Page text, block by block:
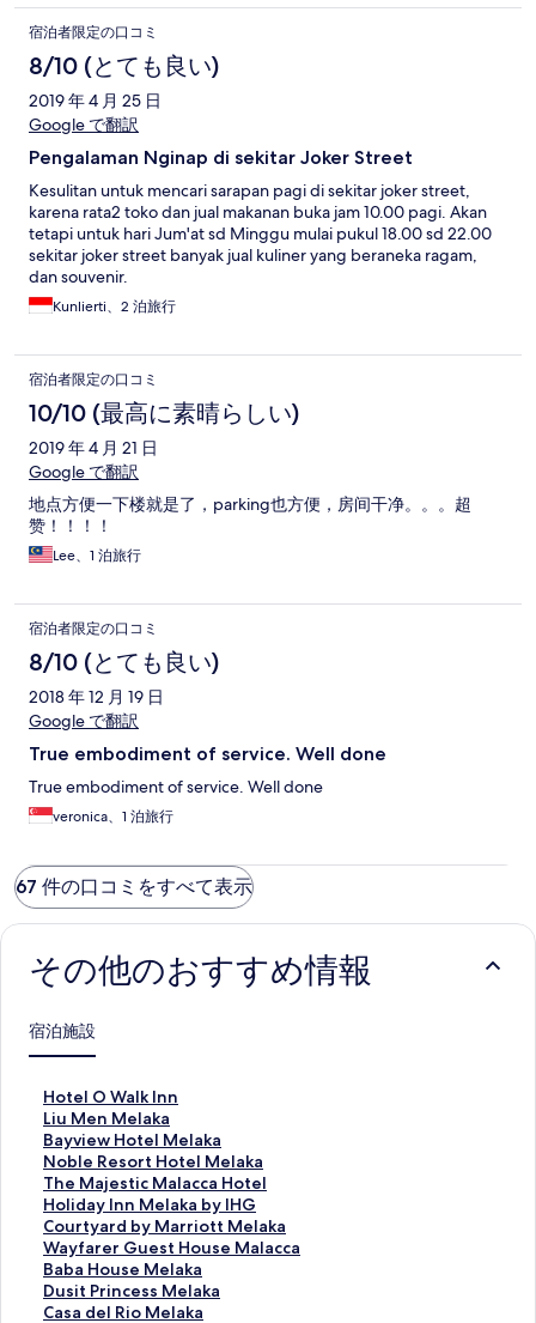
宿泊者限定の口コミ
8/10 (とても良い)
2019 年 4 月 25 日
Google で翻訳
Pengalaman Nginap di sekitar Joker Street
Kesulitan untuk mencari sarapan pagi di sekitar joker street,
karena rata2 toko dan jual makanan buka jam 10.00 pagi. Akan
tetapi untuk hari Jum'at sd Minggu mulai pukul 18.00 sd 22.00
sekitar joker street banyak jual kuliner yang beraneka ragam,
dan souvenir.
Kunlierti、2 泊旅行
宿泊者限定の口コミ
10/10 (最高に素晴らしい)
2019 年 4 月 21 日
Google で翻訳
地点方便一下楼就是了，parking也方便，房间干净。。。超
赞！！！！
Lee、1 泊旅行
宿泊者限定の口コミ
8/10 (とても良い)
2018 年 12 月 19 日
Google で翻訳
True embodiment of service. Well done
True embodiment of service. Well done
veronica、1 泊旅行
67 件の口コミをすべて表示
その他のおすすめ情報
宿泊施設
Hotel O Walk Inn
H
o
t
e
l
O
W
a
l
k
I
Liu Men Melaka
L
i
u
M
e
n
M
e
l
a
Bayview Hotel Melaka
B
a
y
v
i
e
w
H
o
Noble Resort Hotel Melaka
N
o
b
l
e
R
e
s
The Majestic Malacca Hotel
T
h
e
M
a
j
e
Holiday Inn Melaka by IHG
H
o
l
i
d
a
Courtyard by Marriott Melaka
C
o
u
r
t
Wayfarer Guest House Malacca
W
a
y
f
Baba House Melaka
B
a
b
Dusit Princess Melaka
D
u
Casa del Rio Melaka
C